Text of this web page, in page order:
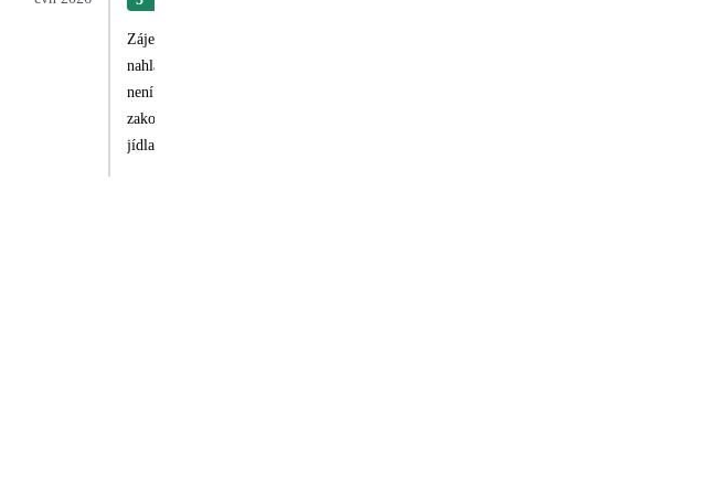
Zájezd byl pěkný. Hotel čistý. V recepci při náhlášení závady na trezoru se dlouho nic
nahlášení vedoucímu. V informacích o hotelu při pokynech k zájezdu bylo uvedeno, že v hotelu je pomalejší wi-fi zdarma. To ale
není pravda. Wi-fi zdarma fungovala pouze první den asi tak tři hodiny, potom byl limit wi-
zakoupit u recepce v automatu kupón na wi-fi v hodnotě 5 euro na den, 10 euro na tři dny, nebo 15 euro na zbytek pobytu.
jídla byl menší a v horší kvalitě, než v podobných hotelech, kde jsme dosud byli. Jako